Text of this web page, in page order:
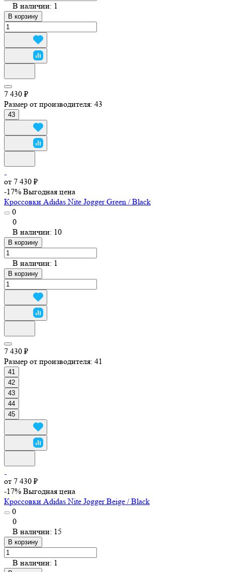
В наличии: 1
В корзину
7 430 ₽
Размер от производителя: 43
43
от 7 430 ₽
-17% Выгодная цена
Кроссовки Adidas Nite Jogger Green / Black
0
0
В наличии: 10
В корзину
В наличии: 1
В корзину
7 430 ₽
Размер от производителя: 41
41
42
43
44
45
от 7 430 ₽
-17% Выгодная цена
Кроссовки Adidas Nite Jogger Beige / Black
0
0
В наличии: 15
В корзину
В наличии: 1